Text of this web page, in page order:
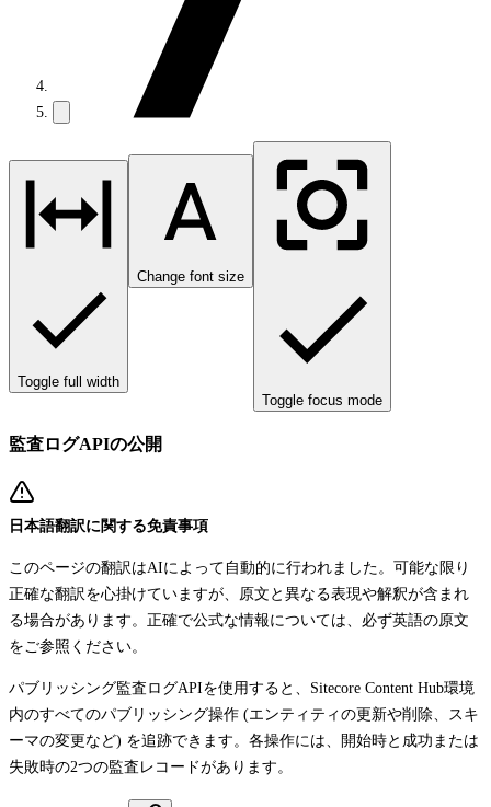
Toggle full width
Change font size
Toggle focus mode
監査ログAPIの公開
日本語翻訳に関する免責事項
このページの翻訳はAIによって自動的に行われました。可能な限り
正確な翻訳を心掛けていますが、原文と異なる表現や解釈が含まれ
る場合があります。正確で公式な情報については、必ず英語の原文
をご参照ください。
パブリッシング監査ログAPIを使用すると、Sitecore Content Hub環境
内のすべてのパブリッシング操作 (エンティティの更新や削除、スキ
ーマの変更など) を追跡できます。各操作には、開始時と成功または
失敗時の2つの監査レコードがあります。